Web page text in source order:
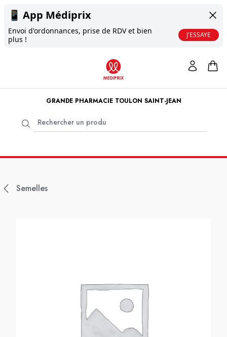
📱 App Médiprix
Envoi d'ordonnances, prise de RDV et bien
plus !
J'ESSAYE
GRANDE PHARMACIE TOULON SAINT-JEAN
Semelles